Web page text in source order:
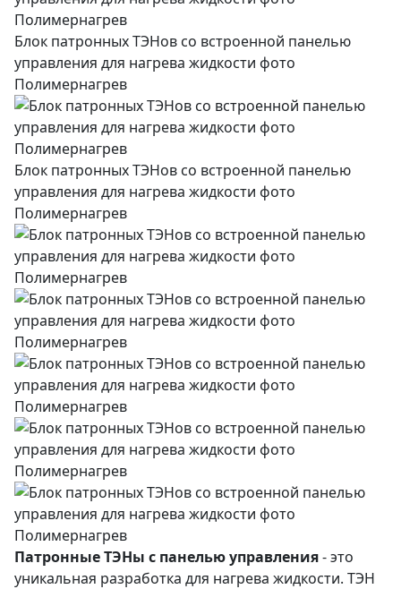
Блок патронных ТЭНов со встроенной панелью
управления для нагрева жидкости фото
Полимернагрев
Блок патронных ТЭНов со встроенной панелью
управления для нагрева жидкости фото
Полимернагрев
Патронные ТЭНы с панелью управления- это
уникальная разработка для нагрева жидкости. ТЭН